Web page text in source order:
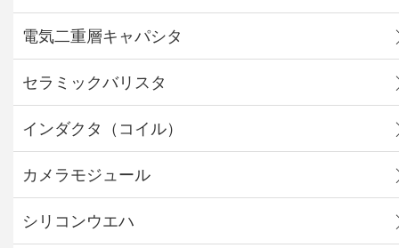
電気二重層キャパシタ
セラミックバリスタ
インダクタ（コイル）
カメラモジュール
シリコンウエハ